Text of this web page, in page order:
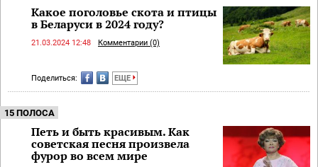
Какое поголовье скота и птицы
в Беларуси в 2024 году?
21.03.2024 12:48 Комментарии (0)
Поделиться: ЕЩЕ
15 ПОЛОСА
Петь и быть красивым. Как
советская песня произвела
фурор во всем мире